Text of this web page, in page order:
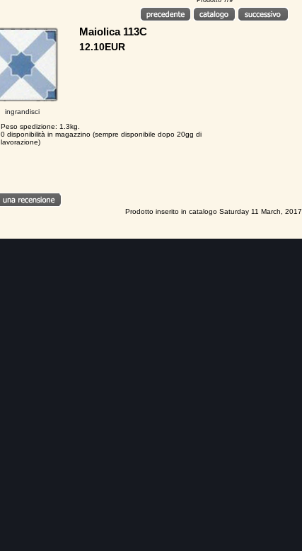
ingrandisci
Maiolica 113C
12.10EUR
Peso spedizione: 1.3kg.
0 disponibilità in magazzino (sempre disponibile dopo 20gg di
lavorazione)
Prodotto inserito in catalogo Saturday 11 March, 2017.